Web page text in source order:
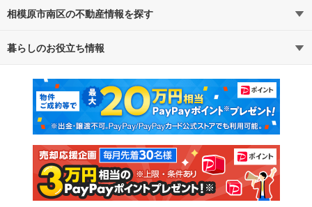
路線・駅から探す
通勤・通学時間から探す
相模原市南区の不動産情報を探す
不動産・住宅
新築マンション 中古マンション
新築一戸建て 中古一戸建て
注文住宅 土地
売却査定
暮らしのお役立ち情報
マンションカタログ 教えて！住まいの先生